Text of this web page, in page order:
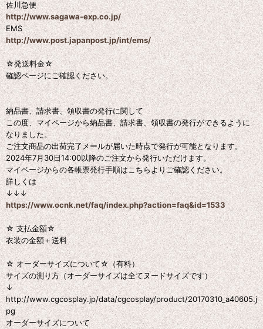
佐川急便
http://www.sagawa-exp.co.jp/
EMS
http://www.post.japanpost.jp/int/ems/
☆発送料金☆
確認ページにご確認ください。
納品書、請求書、領収書の発行に関して
この度、マイページから納品書、請求書、領収書の発行ができるように
なりました。
ご注文商品の出荷完了メールが届いた時点で発行が可能となります。
2024年7月30日14:00以降のご注文から発行いただけます。
マイページからの各帳票発行手順はこちらよりご確認ください。
詳しくは
↓↓↓
https://www.ocnk.net/faq/index.php?action=faq&id=1533
☆ 支払金額☆
衣装の金額＋送料
☆ オーダーサイズについて☆（有料）
サイズの測り方（オーダーサイズは全てヌードサイズです）
↓
http://www.cgcosplay.jp/data/cgcosplay/product/20170310_a40605.j
pg
オーダーサイズについて